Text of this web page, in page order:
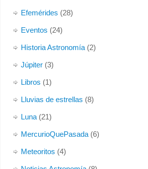
Efemérides (28)
Eventos (24)
Historia Astronomía(2)
Júpiter(3)
Libros (1)
Lluvias de estrellas (8)
Luna(21)
MercurioQuePasada(6)
Meteoritos (4)